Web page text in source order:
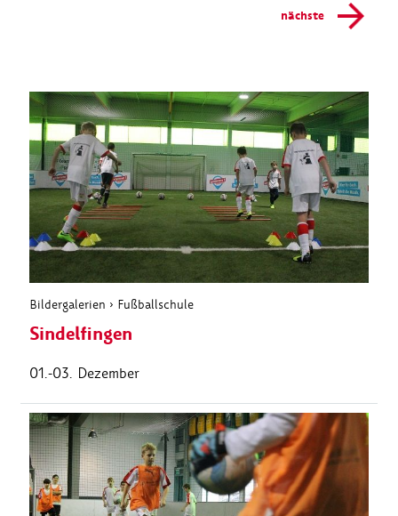
nächste
Bildergalerien › Fußballschule
Sindelfingen
01.-03. Dezember